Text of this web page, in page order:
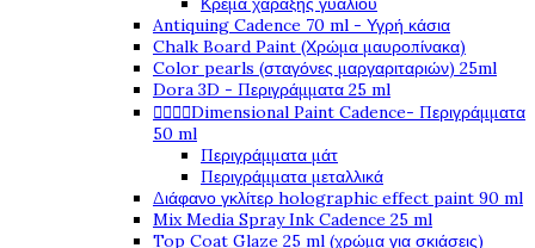
Antiquing Cadence 70 ml - Υγρή κάσια
Chalk Board Paint (Χρώμα μαυροπίνακα)
Color pearls (σταγόνες μαργαριταριών) 25ml
Dora 3D - Περιγράμματα 25 ml
Dimensional Paint Cadence- Περιγράμματα
50 ml
Περιγράμματα μάτ
Περιγράμματα μεταλλικά
Διάφανο γκλίτερ holographic effect paint 90 ml
Mix Media Spray Ink Cadence 25 ml
Top Coat Glaze 25 ml (χρώμα για σκιάσεις)